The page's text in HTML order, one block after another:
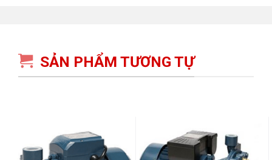
SẢN PHẨM TƯƠNG TỰ